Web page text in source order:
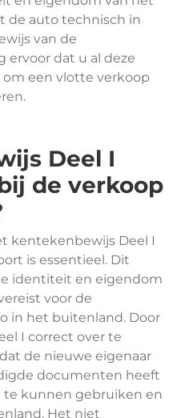
de auto technisch in
van de
ervoor dat u al deze
een vlotte verkoop
Deel I
de verkoop
kentekenbewijs Deel I
is essentieel. Dit
identiteit en eigendom
voor de
in het buitenland. Door
I correct over te
de nieuwe eigenaar
documenten heeft
kunnen gebruiken en
Het niet